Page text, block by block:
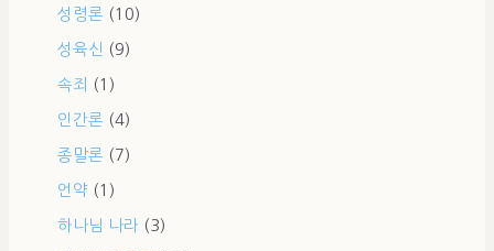
성령론 (10)
성육신 (9)
속죄 (1)
인간론 (4)
종말론 (7)
언약 (1)
하나님 나라 (3)